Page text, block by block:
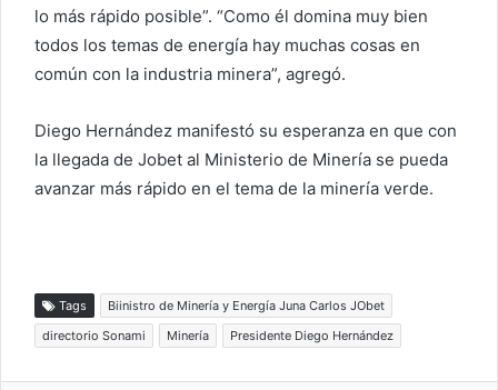
lo más rápido posible”. “Como él domina muy bien
todos los temas de energía hay muchas cosas en
común con la industria minera”, agregó.
Diego Hernández manifestó su esperanza en que con
la llegada de Jobet al Ministerio de Minería se pueda
avanzar más rápido en el tema de la minería verde.
Tags
Biinistro de Minería y Energía Juna Carlos JObet
directorio Sonami
Minería Presidente Diego Hernández